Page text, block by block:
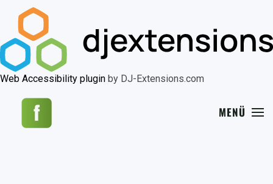
Web Accessibility plugin by DJ-Extensions.com
MENÜ